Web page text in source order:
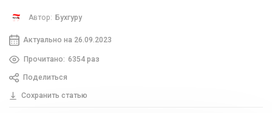
Автор: Бухгуру
Актуально на 26.09.2023
Прочитано: 6354 раз
Поделиться
Сохранить статью